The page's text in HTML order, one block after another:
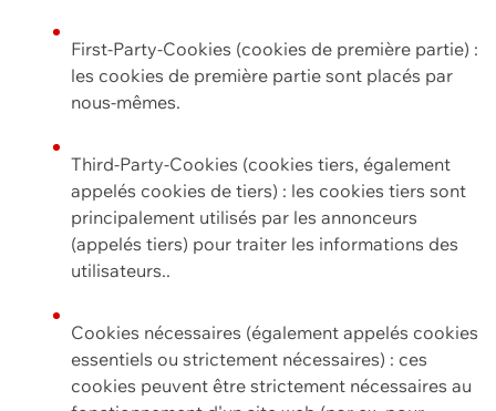
First-Party-Cookies (cookies de première partie) :
les cookies de première partie sont placés par
nous-mêmes.
Third-Party-Cookies (cookies tiers, également
appelés cookies de tiers) : les cookies tiers sont
principalement utilisés par les annonceurs
(appelés tiers) pour traiter les informations des
utilisateurs..
Cookies nécessaires (également appelés cookies
essentiels ou strictement nécessaires) : ces
cookies peuvent être strictement nécessaires au